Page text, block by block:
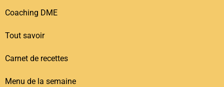
Coaching DME
Tout savoir
Carnet de recettes
Menu de la semaine